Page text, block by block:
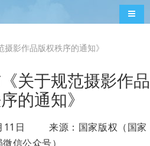
导航
影作品版权秩序的通知》
关于规范摄影作品
的通知》
11日 来源：国家版权（国家
信公众号）